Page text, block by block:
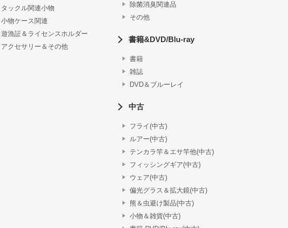
タックル関連小物
小物ケース関連
遊漁証＆ライセンスホルダー
アクセサリー＆その他
除菌消臭関連品
その他
書籍&DVD/Blu-ray
書籍
雑誌
DVD＆ブルーレイ
中古
フライ(中古)
ルアー(中古)
テンカラ竿＆エサ竿他(中古)
フィッシングギア(中古)
ウェア(中古)
偏光グラス＆拡大鏡(中古)
熊＆虫避け製品(中古)
小物＆雑貨(中古)